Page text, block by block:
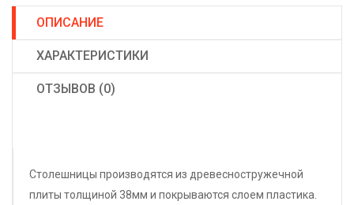
ОПИСАНИЕ
ХАРАКТЕРИСТИКИ
ОТЗЫВОВ (0)
Столешницы производятся из древесностружечной
плиты толщиной 38мм и покрываются слоем пластика.